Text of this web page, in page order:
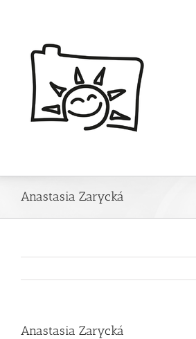
Anastasia Zarycká
Anastasia Zarycká